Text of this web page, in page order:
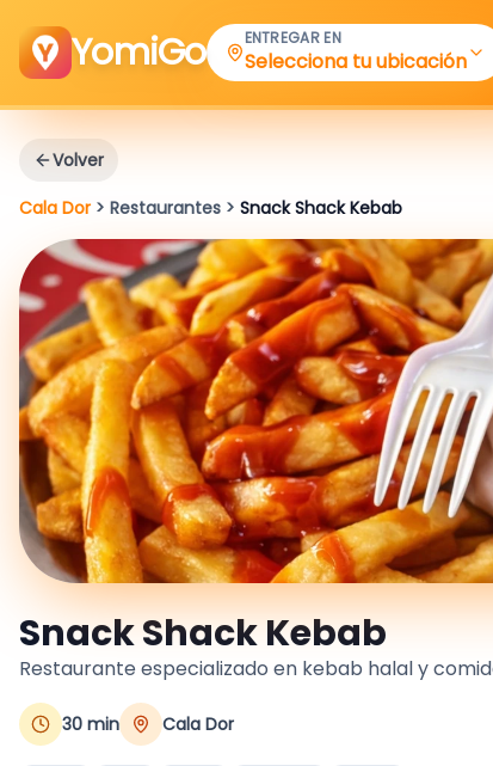
YomiGo ENTREGAR EN
Selecciona tu ubicación
Volver
Cala Dor> Restaurantes > Snack Shack Kebab
Snack Shack Kebab
Restaurante especializado en kebab halal y
30 min Cala Dor